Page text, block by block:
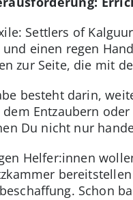
Settlers of
einen regen
zur Seite, die mit
besteht darin,
Entzaubern
Du nicht nur
Helfer:innen
Schon